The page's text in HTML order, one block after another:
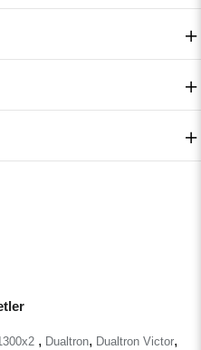
, Dualtron, Dualtron Victor,